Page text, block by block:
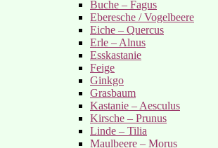
Buche – Fagus
Eberesche / Vogelbeere
Eiche – Quercus
Erle – Alnus
Esskastanie
Feige
Ginkgo
Grasbaum
Kastanie – Aesculus
Kirsche – Prunus
Linde – Tilia
Maulbeere – Morus